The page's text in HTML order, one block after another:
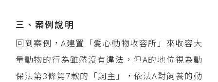
三、案例說明
回到案例，A建置「愛心動物收容所」來收容大
量動物的行為雖然沒有違法，但A的地位視為動
保法第3條第7款的「飼主」，依法A對飼養的動